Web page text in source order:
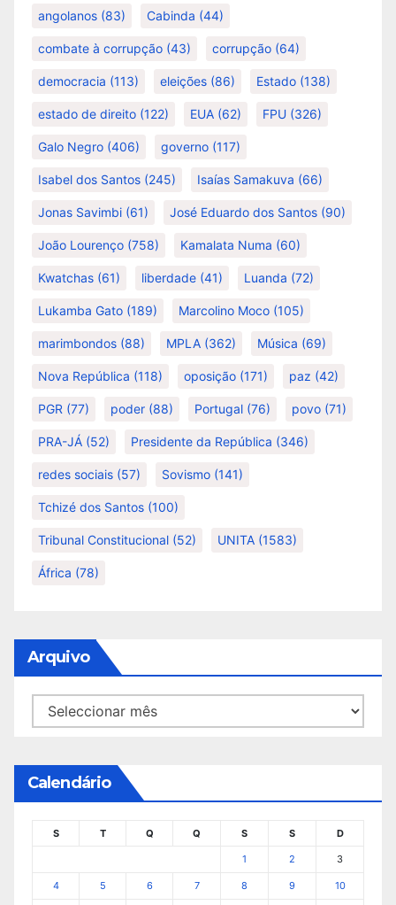
angolanos (83) Cabinda (44)
combate à corrupção (43) corrupção (64)
democracia (113) eleições (86) Estado (138)
estado de direito (122) EUA (62) FPU (326)
Galo Negro (406) governo (117)
Isabel dos Santos (245) Isaías Samakuva (66)
Jonas Savimbi (61) José Eduardo dos Santos (90)
João Lourenço (758) Kamalata Numa (60)
Kwatchas (61) liberdade (41) Luanda (72)
Lukamba Gato (189) Marcolino Moco (105)
marimbondos (88) MPLA (362) Música (69)
Nova República (118) oposição (171) paz (42)
PGR (77) poder (88) Portugal (76) povo (71)
PRA-JÁ (52) Presidente da República (346)
redes sociais (57) Sovismo (141)
Tchizé dos Santos (100)
Tribunal Constitucional (52) UNITA (1583)
África (78)
Arquivo
Arquivo
Calendário
S T Q Q S S D
1 2 3
4 5 6 7 8 9 10